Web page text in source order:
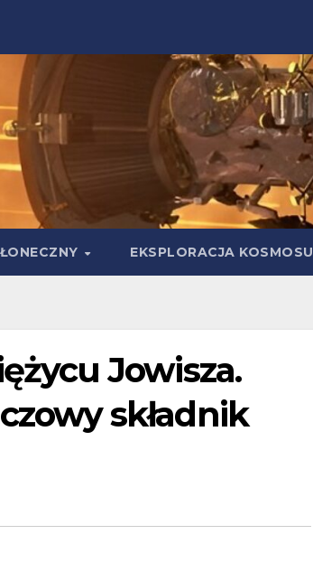
EKSPLORACJA KOSMOSU
Jowisza.
składnik